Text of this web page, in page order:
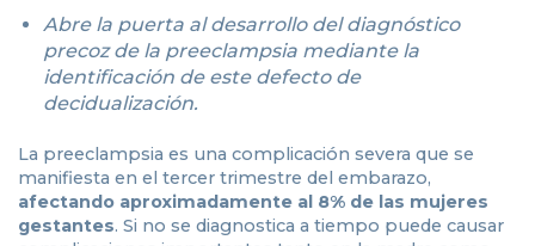
Abre la puerta al desarrollo del diagnóstico
precoz de la preeclampsia mediante la
identificación de este defecto de
decidualización.
La preeclampsia es una complicación severa que se
manifiesta en el tercer trimestre del embarazo,
afectando aproximadamente al 8% de las mujeres
gestantes. Si no se diagnostica a tiempo puede causar